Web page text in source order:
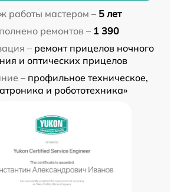
работы мастером – 5 лет
ремонтов – 1 390
– ремонт прицелов ночного
и оптических прицелов
– профильное техническое,
и робототехника»